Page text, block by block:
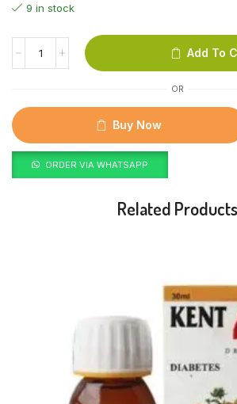
9 in stock
Add To
OR
Buy Now
ORDER VIA WHATSAPP
Related Products